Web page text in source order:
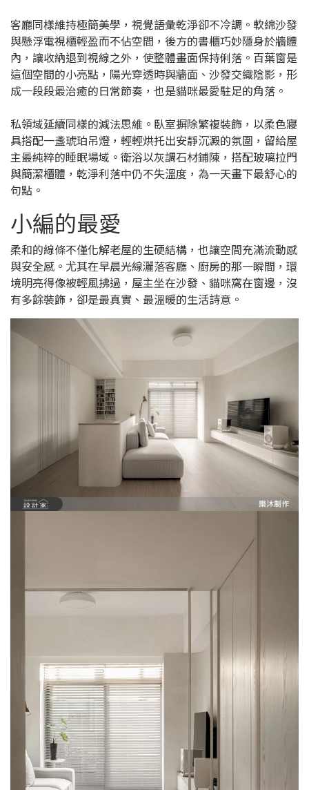
客廳同樣維持極簡美學，視覺語彙乾淨卻不冷調。軟綿沙發
與懸浮電視櫃輕盈而不佔空間，後方的書櫃巧妙隱身於牆體
內，讓收納退到視線之外，使整體畫面保持俐落。百葉窗是
這個空間的小亮點，陽光穿透時與牆面、沙發交織陰影，形
成一段段最治癒的日常節奏，也是貓咪最愛駐足的角落。
私領域延續同樣的減法思維。臥室摒除繁複裝飾，以柔色寢
具搭配一盞琥珀吊燈，輕輕烘托出安靜沉澱的氛圍，留給屋
主最純粹的睡眠場域。衛浴以灰調石材鋪陳，搭配玻璃拉門
與簡潔櫃體，乾淨利落中仍不失溫度，為一天畫下最舒心的
句點。
小編的最愛
柔和的線條不僅化解老屋的生硬結構，也讓空間充滿流動感
與安全感。尤其在早晨光線灑落客廳、廚房的那一瞬間，環
境明亮得像被輕風拂過，屋主坐在沙發、貓咪窩在窗邊，沒
有多餘裝飾，卻是最真實、最溫暖的生活詩意。